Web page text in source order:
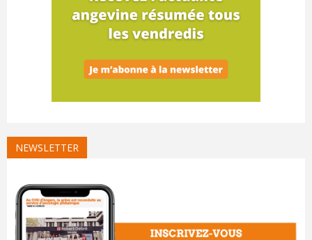
NEWSLETTER